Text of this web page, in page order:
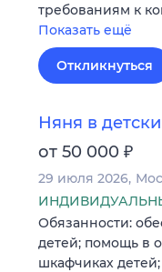
требованиям к
Показать ещё
Откликнуться
Няня в
от 50 000 ₽
29 июля 2026
Обязанности:
детей; помощь в
шкафчиках